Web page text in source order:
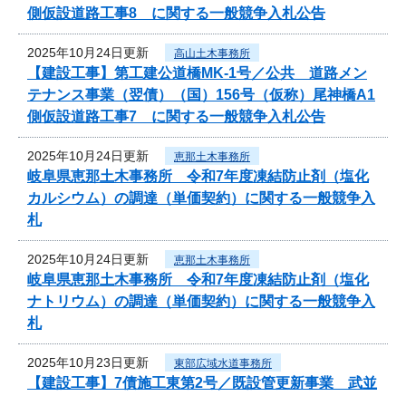
側仮設道路工事8 に関する一般競争入札公告
2025年10月24日更新 高山土木事務所
【建設工事】第工建公道橋MK-1号／公共 道路メン
テナンス事業（翌債）（国）156号（仮称）尾神橋A1
側仮設道路工事7 に関する一般競争入札公告
2025年10月24日更新 恵那土木事務所
岐阜県恵那土木事務所 令和7年度凍結防止剤（塩化
カルシウム）の調達（単価契約）に関する一般競争入
札
2025年10月24日更新 恵那土木事務所
岐阜県恵那土木事務所 令和7年度凍結防止剤（塩化
ナトリウム）の調達（単価契約）に関する一般競争入
札
2025年10月23日更新 東部広域水道事務所
【建設工事】7債施工東第2号／既設管更新事業 武並